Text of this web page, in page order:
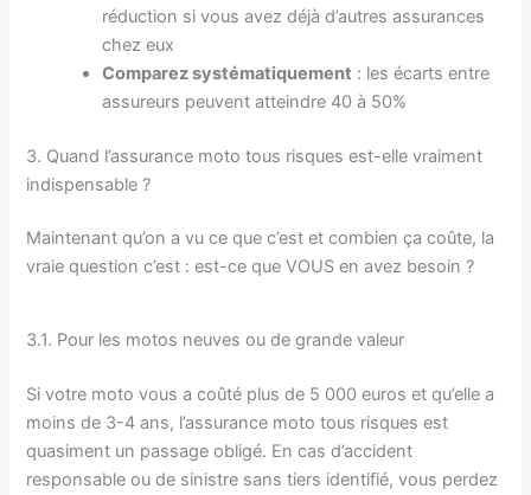
réduction si vous avez déjà d’autres assurances
chez eux
Comparez systématiquement : les écarts entre
assureurs peuvent atteindre 40 à 50%
3. Quand l’assurance moto tous risques est-elle vraiment
indispensable ?
Maintenant qu’on a vu ce que c’est et combien ça coûte, la
vraie question c’est : est-ce que VOUS en avez besoin ?
3.1. Pour les motos neuves ou de grande valeur
Si votre moto vous a coûté plus de 5 000 euros et qu’elle a
moins de 3-4 ans, l’assurance moto tous risques est
quasiment un passage obligé. En cas d’accident
responsable ou de sinistre sans tiers identifié, vous perdez